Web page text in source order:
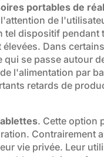
portables de
de
dispositif pendant
Dans
se passe autour
l'alimentation par
retards de
. Cette option
Contrairement
vie privée. Leur